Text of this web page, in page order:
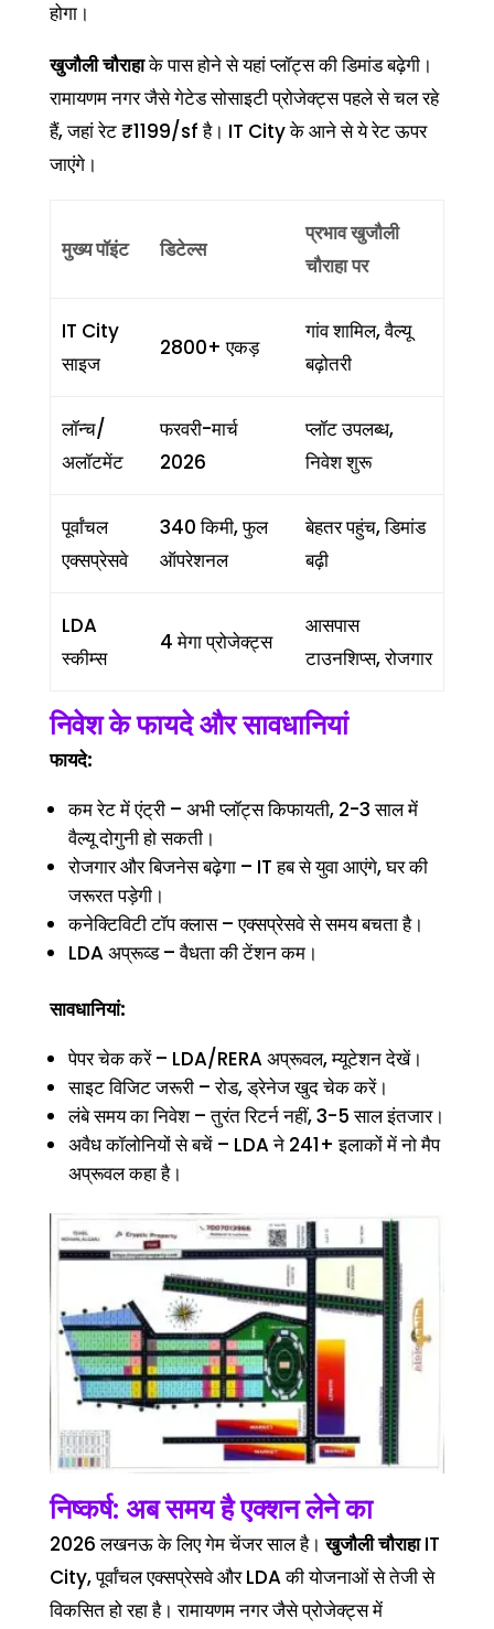
होगा।
खुजौली चौराहाके पास होने से यहां प्लॉट्स की डिमांड बढ़ेगी।
रामायणम नगर जैसे गेटेड सोसाइटी प्रोजेक्ट्स पहले से चल रहे
हैं, जहां रेट ₹1199/sf है। IT City के आने से ये रेट ऊपर
जाएंगे।
मुख्य पॉइंट डिटेल्स
प्रभावखुजौली
चौराहापर
IT City
साइज
2800+ एकड़
गांव शामिल, वैल्यू
बढ़ोतरी
लॉन्च/
अलॉटमेंट
फरवरी-मार्च
2026
प्लॉट उपलब्ध,
निवेश शुरू
पूर्वांचल
एक्सप्रेसवे
340 किमी, फुल
ऑपरेशनल
बेहतर पहुंच, डिमांड
बढ़ी
LDA
स्कीम्स
4 मेगा प्रोजेक्ट्स
आसपास
टाउनशिप्स, रोजगार
निवेश के फायदे और सावधानियां
फायदे:
कम रेट में एंट्री – अभी प्लॉट्स किफायती, 2-3 साल में
वैल्यू दोगुनी हो सकती।
रोजगार और बिजनेस बढ़ेगा – IT हब से युवा आएंगे, घर की
जरूरत पड़ेगी।
कनेक्टिविटी टॉप क्लास – एक्सप्रेसवे से समय बचता है।
LDA अप्रूव्ड – वैधता की टेंशन कम।
सावधानियां:
पेपर चेक करें – LDA/RERA अप्रूवल, म्यूटेशन देखें।
साइट विजिट जरूरी – रोड, ड्रेनेज खुद चेक करें।
लंबे समय का निवेश – तुरंत रिटर्न नहीं, 3-5 साल इंतजार।
अवैध कॉलोनियों से बचें – LDA ने 241+ इलाकों में नो मैप
अप्रूवल कहा है।
निष्कर्ष: अब समय है एक्शन लेने का
2026 लखनऊ के लिए गेम चेंजर साल है।खुजौली चौराहाIT
City, पूर्वांचल एक्सप्रेसवे और LDA की योजनाओं से तेजी से
विकसित हो रहा है। रामायणम नगर जैसे प्रोजेक्ट्स में